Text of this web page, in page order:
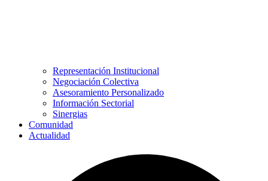
Representación Institucional
Negociación Colectiva
Asesoramiento Personalizado
Información Sectorial
Sinergias
Comunidad
Actualidad